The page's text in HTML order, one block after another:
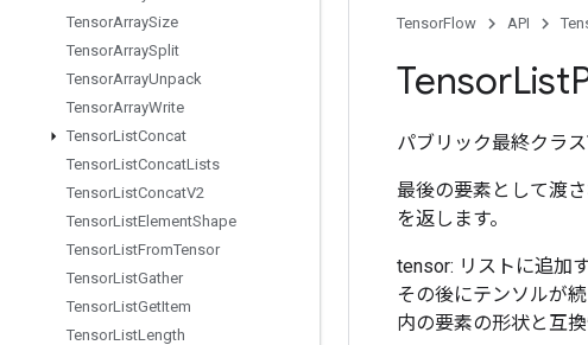
TensorArraySize
TensorArraySplit
TensorArrayUnpack
TensorArrayWrite
TensorListConcat
TensorListConcatLists
TensorListConcatV2
TensorListElementShape
TensorListFromTensor
TensorListGather
TensorListGetItem
TensorListLength
TensorFlow API
TensorList
パブリック最終クラス
最後の要素として渡
を返します。
tensor: リストに追加
その後にテンソルが
内の要素の形状と互換